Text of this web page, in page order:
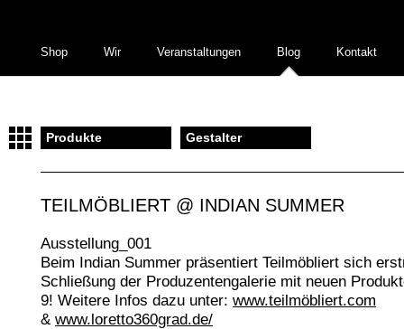
Shop Wir Veranstaltungen Blog Kontakt
Produkte Gestalter
TEILMÖBLIERT @ INDIAN SUMMER
Ausstellung_001
Beim Indian Summer präsentiert Teilmöbliert sich
Schließung der Produzentengalerie mit neuen
9! Weitere Infos dazu unter: www.teilmöbliert.com
& www.loretto360grad.de/